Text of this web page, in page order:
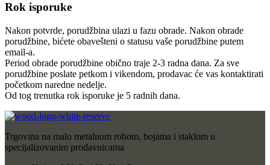
Rok isporuke
Nakon potvrde, porudžbina ulazi u fazu obrade. Nakon obrade
porudžbine, bićete obavešteni o statusu vaše porudžbine putem
email-a.
Period obrade porudžbine obično traje 2-3 radna dana. Za sve
porudžbine poslate petkom i vikendom, prodavac će vas kontaktirati
početkom naredne nedelje.
Od tog trenutka rok isporuke je 5 radnih dana.
Trgovina na malo metalnom robom, bojama i staklom u
specijalizovanim prodavnicama